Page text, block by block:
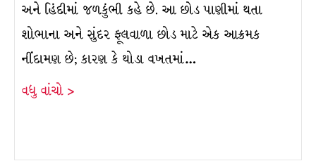
અને હિંદીમાં જળકુંભી કહે છે. આ છોડ પાણીમાં થતા
શોભાના અને સુંદર ફૂલવાળા છોડ માટે એક આક્રમક
નીંદામણ છે; કારણ કે થોડા વખતમાં…
વધુ વાંચો >